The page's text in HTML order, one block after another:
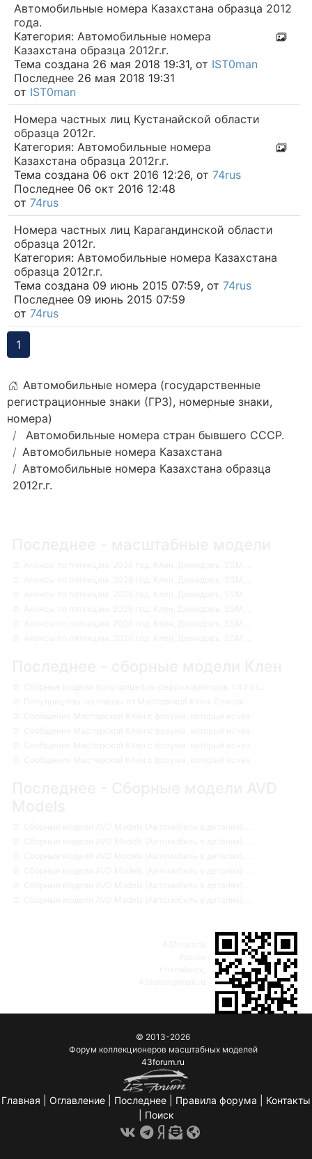
Автомобильные номера Казахстана образца 2012
года.
Категория: Автомобильные номера
Казахстана образца 2012г.г.
Тема создана 26 мая 2018 19:31, от IST0man
Последнее 26 мая 2018 19:31
от IST0man
Номера частных лиц Кустанайской области
образца 2012г.
Категория: Автомобильные номера
Казахстана образца 2012г.г.
Тема создана 06 окт 2016 12:26, от 74rus
Последнее 06 окт 2016 12:48
от 74rus
Номера частных лиц Карагандинской области
образца 2012г.
Категория: Автомобильные номера Казахстана
образца 2012г.г.
Тема создана 09 июнь 2015 07:59, от 74rus
Последнее 09 июнь 2015 07:59
от 74rus
1
Автомобильные номера (государственные
регистрационные знаки (ГРЗ), номерные знаки,
номера)
Автомобильные номера стран бывшего СССР.
Автомобильные номера Казахстана
Автомобильные номера Казахстана образца
2012г.г.
© 2013-2026
Форум коллекционеров масштабных моделей
43forum.ru
Главная Оглавление Последнее Правила форума
Контакты
Поиск